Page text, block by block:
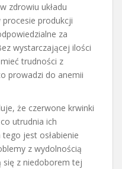
zdrowiu układu
produkcji
za
wystarczającej ilości
trudności z
prowadzi do anemii
że czerwone krwinki
utrudnia ich
tego jest osłabienie
z wydolnością
się z niedoborem tej